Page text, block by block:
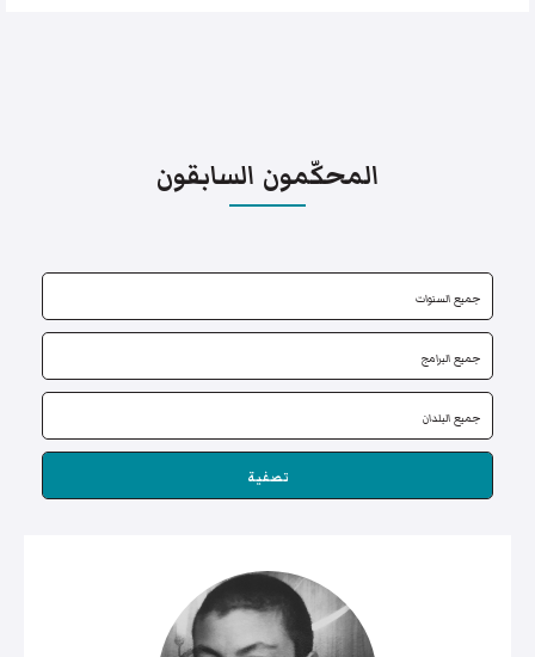
المحكّمون السابقون
تصفية